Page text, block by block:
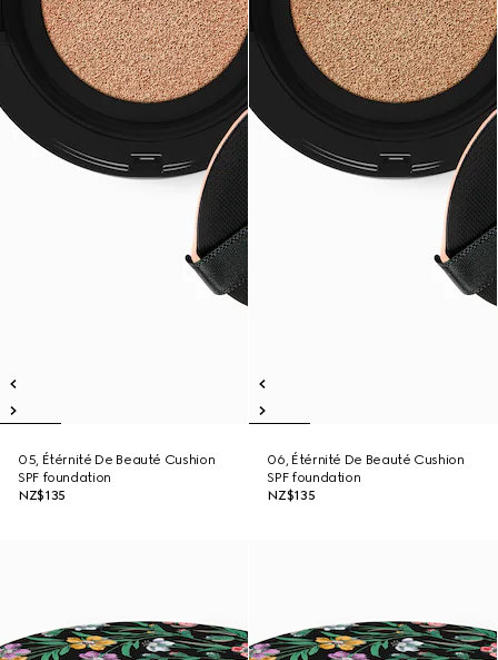
05, Étérnité De Beauté Cushion
SPF foundation
NZ$135
06, Étérnité De Beauté Cushion
SPF foundation
NZ$135